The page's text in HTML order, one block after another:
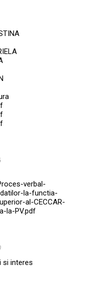
verbal-
la-functia-
al-CECCAR-
la-PV.pdf
si interes